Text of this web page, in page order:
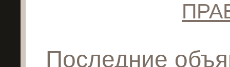
Последние